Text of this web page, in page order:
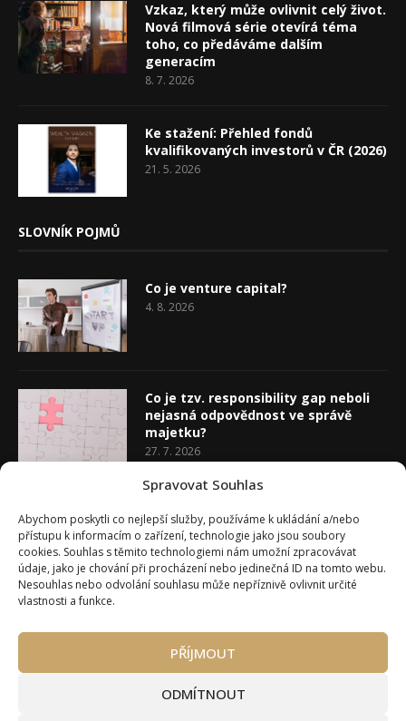
Spravovat Souhlas
Abychom poskytli co nejlepší služby, používáme k ukládání a/nebo
přístupu k informacím o zařízení, technologie jako jsou soubory
cookies. Souhlas s těmito technologiemi nám umožní zpracovávat
údaje, jako je chování při procházení nebo jedinečná ID na tomto webu.
Nesouhlas nebo odvolání souhlasu může nepříznivě ovlivnit určité
vlastnosti a funkce.
PŘÍJMOUT
ODMÍTNOUT
Vzkaz, který může ovlivnit celý život.
Nová filmová série otevírá téma
toho, co předáváme dalším
generacím
8. 7. 2026
Ke stažení: Přehled fondů
kvalifikovaných investorů v ČR (2026)
21. 5. 2026
SLOVNÍK POJMŮ
Co je venture capital?
4. 8. 2026
Co je tzv. responsibility gap neboli
nejasná odpovědnost ve správě
majetku?
27. 7. 2026
20. 7. 2026
O Wealth Magazínu Můj účet
Kontakty
Máte zájem o spolupráci?
Pravidla používání webu wmag.cz